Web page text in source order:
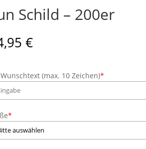
Schild – 200er
€
(max. 10 Zeichen)*
*